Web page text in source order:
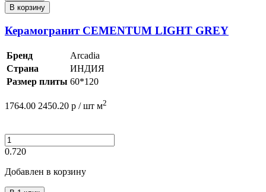
В корзину
Керамогранит CEMENTUM LIGHT GREY
Бренд
Arcadia
Страна
ИНДИЯ
Размер плиты 60*120
1764.00 2450.20 р / шт м2
0.720
Добавлен в корзину